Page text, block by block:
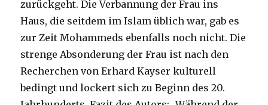
zurückgeht. Die Verbannung der Frau ins
Haus, die seitdem im Islam üblich war, gab es
zur Zeit Mohammeds ebenfalls noch nicht. Die
strenge Absonderung der Frau ist nach den
Recherchen von Erhard Kayser kulturell
bedingt und lockert sich zu Beginn des 20.